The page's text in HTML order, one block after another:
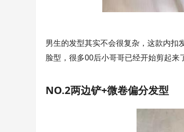
男生的发型其实不会很复杂，这款内扣
脸型，很多00后小哥哥已经开始剪起来
NO.2两边铲+微卷偏分发型